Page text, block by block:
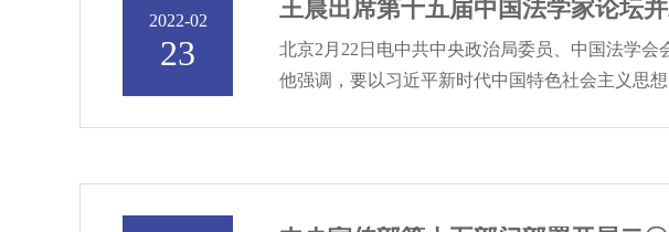
2022-02
23
王晨出席第十五届中国法学家论坛
北京2月22日电中共中央政治局委员、中国法学会
他强调，要以习近平新时代中国特色社会主义思